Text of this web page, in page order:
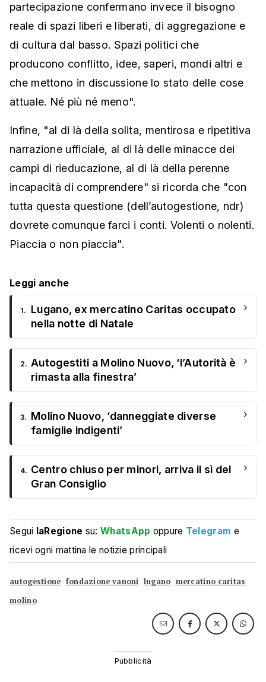
partecipazione confermano invece il bisogno
reale di spazi liberi e liberati, di aggregazione e
di cultura dal basso. Spazi politici che
producono conflitto, idee, saperi, mondi altri e
che mettono in discussione lo stato delle cose
attuale. Né più né meno".
Infine, "al di là della solita, mentirosa e ripetitiva
narrazione ufficiale, al di là delle minacce dei
campi di rieducazione, al di là della perenne
incapacità di comprendere" si ricorda che "con
tutta questa questione (dell’autogestione, ndr)
dovrete comunque farci i conti. Volenti o nolenti.
Piaccia o non piaccia".
Leggi anche
1.
Lugano, ex mercatino Caritas occupato
nella notte di Natale
›
2. Autogestiti a Molino Nuovo, ‘l’Autorità è
rimasta alla finestra’
›
3. Molino Nuovo, ‘danneggiate diverse
famiglie indigenti’
›
4. Centro chiuso per minori, arriva il sì del
Gran Consiglio
›
Segui laRegione su:WhatsApp oppure Telegram e
ricevi ogni mattina le notizie principali
autogestione fondazione vanoni lugano mercatino caritas
molino